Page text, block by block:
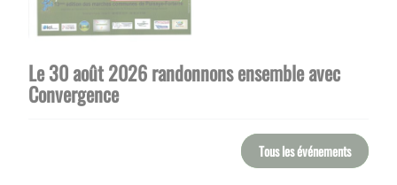
Le 30 août 2026 randonnons ensemble avec
Convergence
Tous les événements